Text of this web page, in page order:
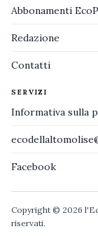
Abbonamenti
Redazione
Contatti
SERVIZI
Informativa sulla
Facebook
Copyright © 2026
riservati.